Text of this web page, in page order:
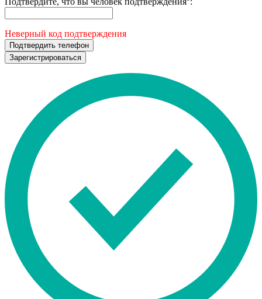
Неверный код подтверждения
Подтвердить телефон
Зарегистрироваться